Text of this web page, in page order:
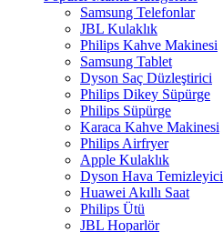
Samsung Telefonlar
JBL Kulaklık
Philips Kahve Makinesi
Samsung Tablet
Dyson Saç Düzleştirici
Philips Dikey Süpürge
Philips Süpürge
Karaca Kahve Makinesi
Philips Airfryer
Apple Kulaklık
Dyson Hava Temizleyici
Huawei Akıllı Saat
Philips Ütü
JBL Hoparlör